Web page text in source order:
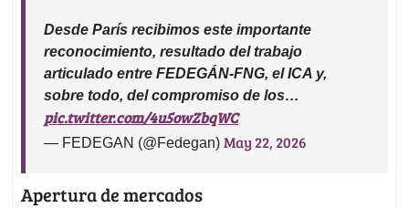
Desde París recibimos este importante
reconocimiento, resultado del trabajo
articulado entre FEDEGÁN-FNG, el ICA y,
sobre todo, del compromiso de los…
pic.twitter.com/4u5owZbqWC
— FEDEGAN (@Fedegan) May 22, 2026
Apertura de mercados